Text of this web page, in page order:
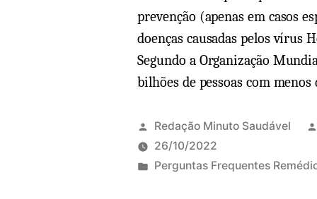
prevenção (apenas em casos
doenças causadas pelos vírus
Segundo a Organização
bilhões de pessoas com
Redação Minuto Saudável
26/10/2022
P
Perguntas Frequentes